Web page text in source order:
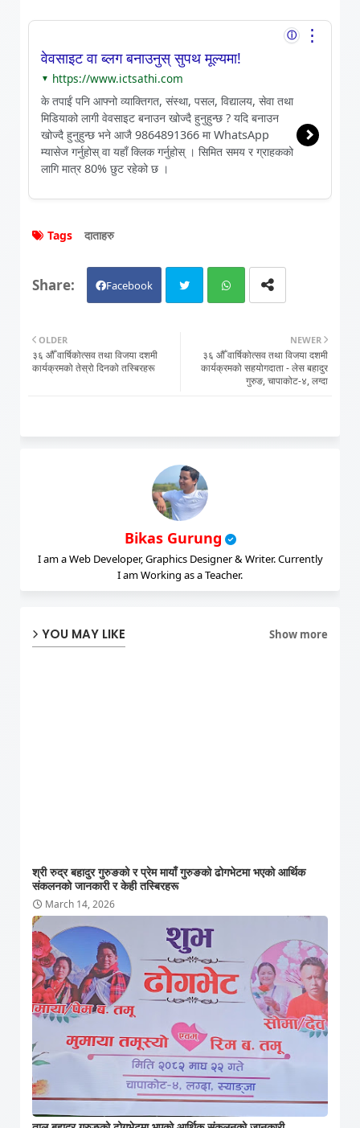
ⓘ ⋮
वेवसाइट वा ब्लग बनाउनुस् सुपथ मूल्यमा!
▼ https://www.ictsathi.com
के तपाईं पनि आफ्नो व्याक्तिगत, संस्था, पसल, विद्यालय, सेवा तथा
मिडियाको लागी वेवसाइट बनाउन खोज्दै हुनुहुन्छ ? यदि बनाउन
खोज्दै हुनुहुन्छ भने आजै 9864891366 मा WhatsApp
म्यासेज गर्नुहोस् वा यहाँ क्लिक गर्नुहोस् । सिमित समय र ग्राहकको
लागि मात्र 80% छुट रहेको छ ।
Tags दाताहरु
Facebook
atsa
NEWER
३६ औँ वार्षिकोत्सव तथा विजया दशमी
कार्यक्रमको सहयोगदाता - लेस बहादुर
गुरुङ, चापाकोट-४, लग्दा
OLDER
३६ औँ वार्षिकोत्सव तथा विजया दशमी
कार्यक्रमको तेस्रो दिनको तस्बिरहरू
Bikas Gurung
I am a Web Developer, Graphics Designer & Writer. Currently
I am Working as a Teacher.
YOU MAY LIKE Show more
श्री रुद्र बहादुर गुरुङको र प्रेम मायाँ गुरुङको ढोगभेटमा भएको आर्थिक
संकलनको जानकारी र केही तस्बिरहरू
March 14, 2026